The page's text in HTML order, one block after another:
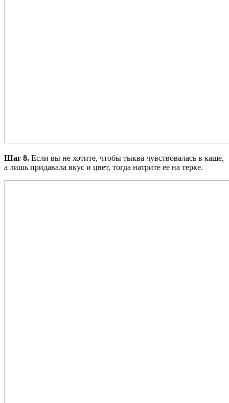
Шаг 8. Если вы не хотите, чтобы тыква чувствовалась в каше,
а лишь придавала вкус и цвет, тогда натрите ее на терке.